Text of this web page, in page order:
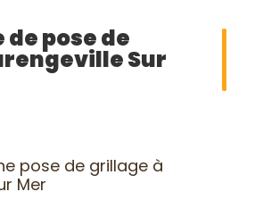
pose de
Sur
pose de grillage à
Mer